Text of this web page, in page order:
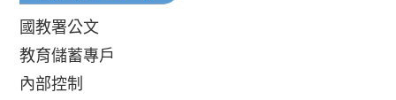
國教署公文
教育儲蓄專戶
內部控制